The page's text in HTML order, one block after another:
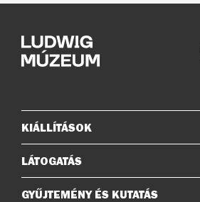
Oldaltérkép
KIÁLLÍTÁSOK
LÁTOGATÁS
GYŰJTEMÉNY ÉS KUTATÁS